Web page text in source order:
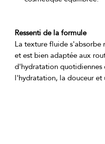
Ressenti de la formule
La texture fluide s'absorbe
et est bien adaptée aux
d'hydratation quotidiennes
l'hydratation, la douceur